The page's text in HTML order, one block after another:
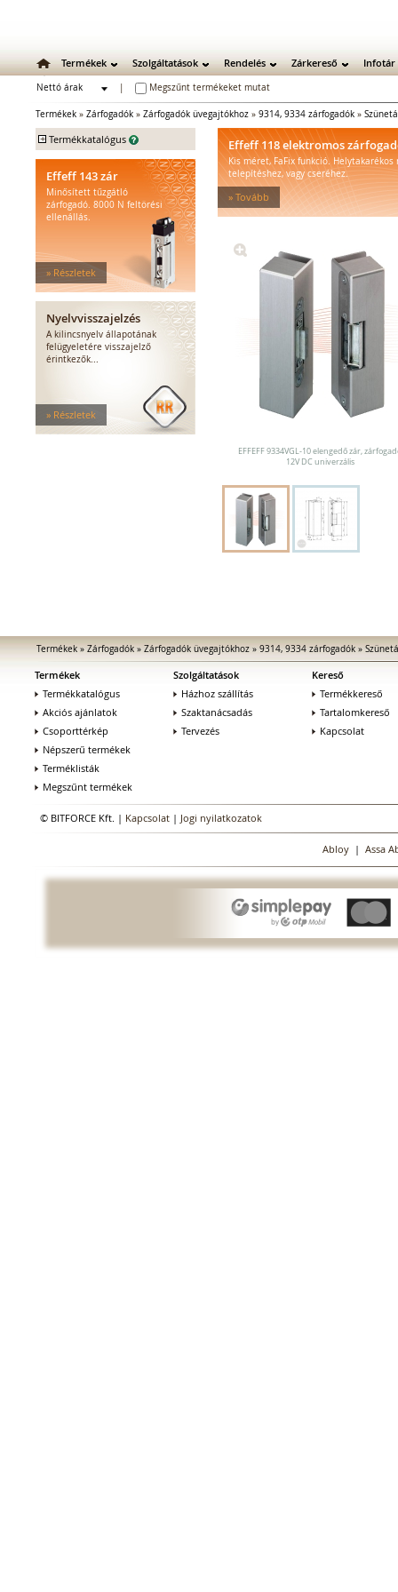
Termékek Szolgáltatások Rendelés Zárkereső Infotár
Nettó árak
Megszűnt termékeket mutat
Termékek » Zárfogadók » Zárfogadók üvegajtókhoz » 9314, 9334 zárfogadók »
+ Termékkatalógus
Mechanikus bevéső zárak
Zárbetétek
Lakatok
Zárpajzsok
Mechanikus kiegészítők
Elektromos zárak
Elektromos bevéső zárak
Zárfogadók
Standard zárfogadók
Vízálló zárfogadók
Tűzgátló zárfogadók
Nagy biztonságú zárfogadók
Zárfogadók üvegajtókhoz
Effeff 143 zár
Minősített tűzgátló
zárfogadó. 8000 N feltörési
ellenállás.
» Részletek
Nyelvvisszajelzés
A kilincsnyelv állapotának
felügyeletére visszajelző
érintkezők...
» Részletek
Effeff 118 elektromos
Kis méret, FaFix funkció. Helytakarékos
telepítéshez, vagy cseréhez.
» Tovább
EFFEFF 9334VGL-10 elengedő zár,
12V DC univerzális
Termékek» Zárfogadók» Zárfogadók üvegajtókhoz» 9314, 9334 zárfogadók»
Termékek
Termékkatalógus
Akciós ajánlatok
Csoporttérkép
Népszerű termékek
Terméklisták
Megszűnt termékek
Szolgáltatások
Házhoz szállítás
Szaktanácsadás
Tervezés
Kereső
Termékkereső
Tartalomkereső
Kapcsolat
© BITFORCE Kft. | Kapcsolat | Jogi nyilatkozatok
Abloy| Assa